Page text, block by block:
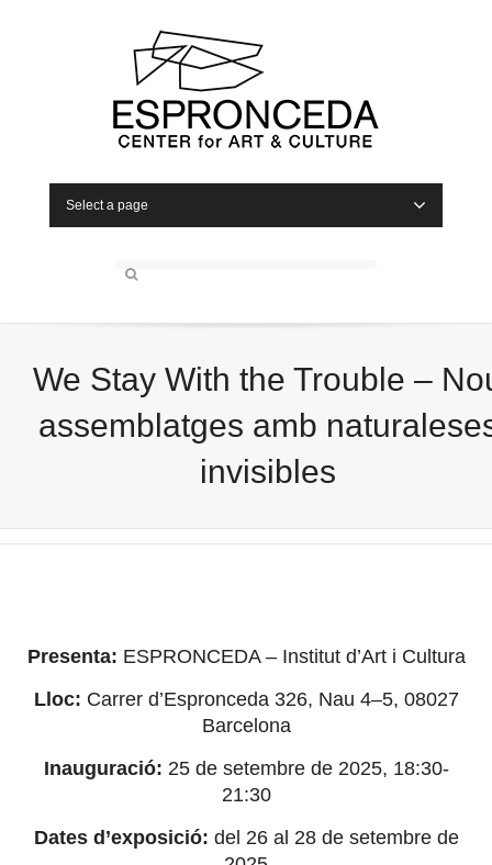
Select a page
We Stay With the Trouble –
assemblatges amb
invisibles
Presenta: ESPRONCEDA – Institut d’Art i Cultura
Lloc: Carrer d’Espronceda 326, Nau 4–5, 08027
Barcelona
Inauguració: 25 de setembre de 2025, 18:30-
21:30
Dates d’exposició: del 26 al 28 de setembre de